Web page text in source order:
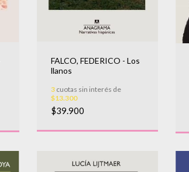
FALCO, FEDERICO - Los
llanos
3cuotas sin interés de
$13.300
$39.900